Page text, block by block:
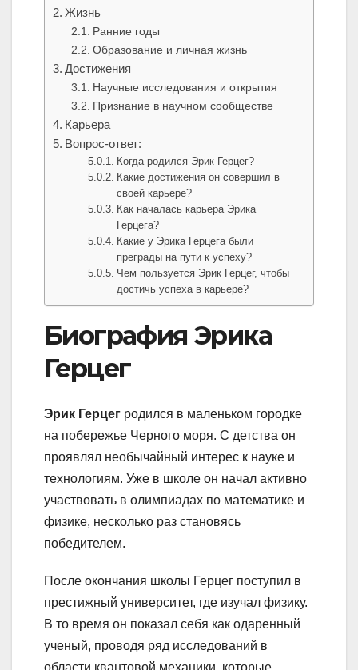
Жизнь
Ранние годы
Образование и личная жизнь
Достижения
Научные исследования и открытия
Признание в научном сообществе
Карьера
Вопрос-ответ:
Когда родился Эрик Герцег?
Какие достижения он совершил в
своей карьере?
Как началась карьера Эрика
Герцега?
Какие у Эрика Герцега были
преграды на пути к успеху?
Чем пользуется Эрик Герцег, чтобы
достичь успеха в карьере?
Биография Эрика
Герцег
Эрик Герцег родился в маленьком городке
на побережье Черного моря. С детства он
проявлял необычайный интерес к науке и
технологиям. Уже в школе он начал активно
участвовать в олимпиадах по математике и
физике, несколько раз становясь
победителем.
После окончания школы Герцег поступил в
престижный университет, где изучал физику.
В то время он показал себя как одаренный
ученый, проводя ряд исследований в
области квантовой механики, которые